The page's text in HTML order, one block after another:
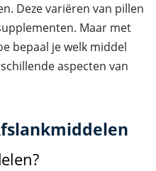
Deze variëren van pillen
Maar met
bepaal je welk middel
aspecten van